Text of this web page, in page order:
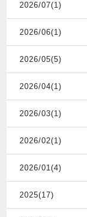
2026/07(1)
2026/06(1)
2026/05(5)
2026/04(1)
2026/03(1)
2026/02(1)
2026/01(4)
2025(17)